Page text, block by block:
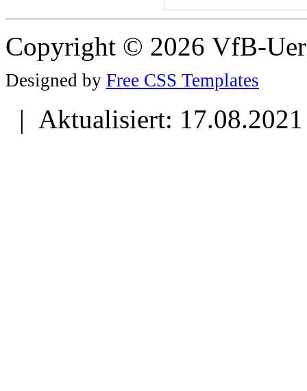
Copyright © 2026 VfB-
Designed by Free CSS Templates
| Aktualisiert: 17.08.2021